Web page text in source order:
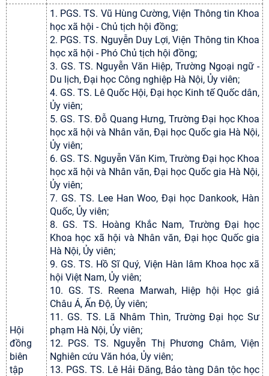
Hội
đồng
biên
tập
1. PGS. TS. Vũ Hùng Cường, Viện Thông tin Khoa
học xã hội - Chủ tịch hội đồng;
2. PGS. TS. Nguyễn Duy Lợi, Viện Thông tin Khoa
học xã hội - Phó Chủ tịch hội đồng;
3. GS. TS. Nguyễn Văn Hiệp, Trường Ngoại ngữ -
Du lịch, Đại học Công nghiệp Hà Nội, Ủy viên;
4. GS. TS. Lê Quốc Hội, Đại học Kinh tế Quốc dân,
Ủy viên;
5. GS. TS. Đỗ Quang Hưng, Trường Đại học Khoa
học xã hội và Nhân văn, Đại học Quốc gia Hà Nội,
Ủy viên;
6. GS. TS. Nguyễn Văn Kim, Trường Đại học Khoa
học xã hội và Nhân văn, Đại học Quốc gia Hà Nội,
Ủy viên;
7. GS. TS. Lee Han Woo, Đại học Dankook, Hàn
Quốc, Ủy viên;
8. GS. TS. Hoàng Khắc Nam, Trường Đại học
Khoa học xã hội và Nhân văn, Đại học Quốc gia
Hà Nội, Ủy viên;
9. GS. TS. Hồ Sĩ Quý, Viện Hàn lâm Khoa học xã
hội Việt Nam, Ủy viên;
10. GS. TS. Reena Marwah, Hiệp hội Học giả
Châu Á, Ấn Độ, Ủy viên;
11. GS. TS. Lã Nhâm Thìn, Trường Đại học Sư
phạm Hà Nội, Ủy viên;
12. PGS. TS. Nguyễn Thị Phương Châm, Viện
Nghiên cứu Văn hóa, Ủy viên;
13. PGS. TS. Lê Hải Đăng, Bảo tàng Dân tộc học